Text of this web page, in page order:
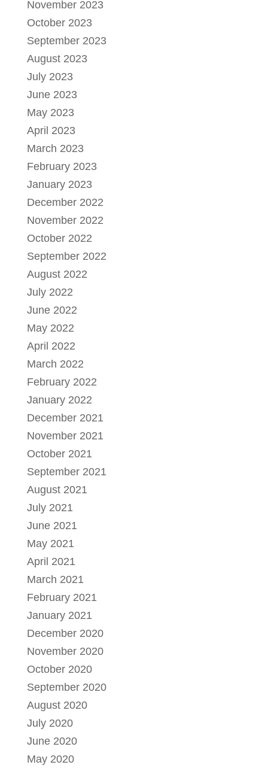
November 2023
October 2023
September 2023
August 2023
July 2023
June 2023
May 2023
April 2023
March 2023
February 2023
January 2023
December 2022
November 2022
October 2022
September 2022
August 2022
July 2022
June 2022
May 2022
April 2022
March 2022
February 2022
January 2022
December 2021
November 2021
October 2021
September 2021
August 2021
July 2021
June 2021
May 2021
April 2021
March 2021
February 2021
January 2021
December 2020
November 2020
October 2020
September 2020
August 2020
July 2020
June 2020
May 2020